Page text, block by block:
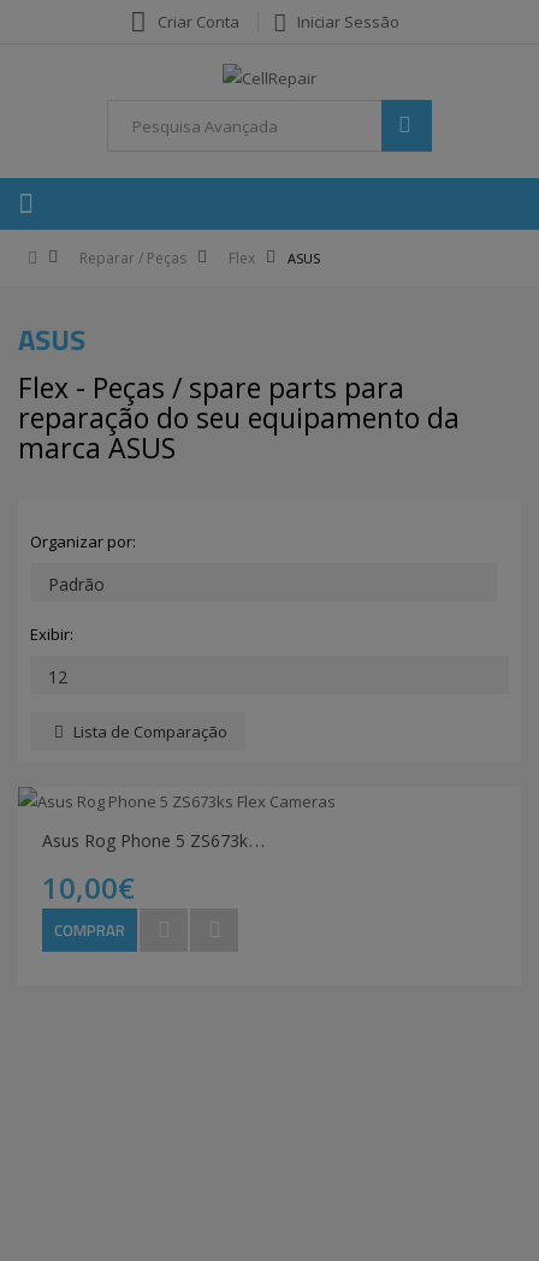
Criar Conta Iniciar Sessão
Reparar / Peças Flex ASUS
ASUS
Flex - Peças / spare parts para
reparação do seu equipamento da
marca ASUS
Organizar por:
Exibir:
Lista de Comparação
A
sus Rog Phone 5 ZS673ks Flex Cameras
10,00€
COMPRAR